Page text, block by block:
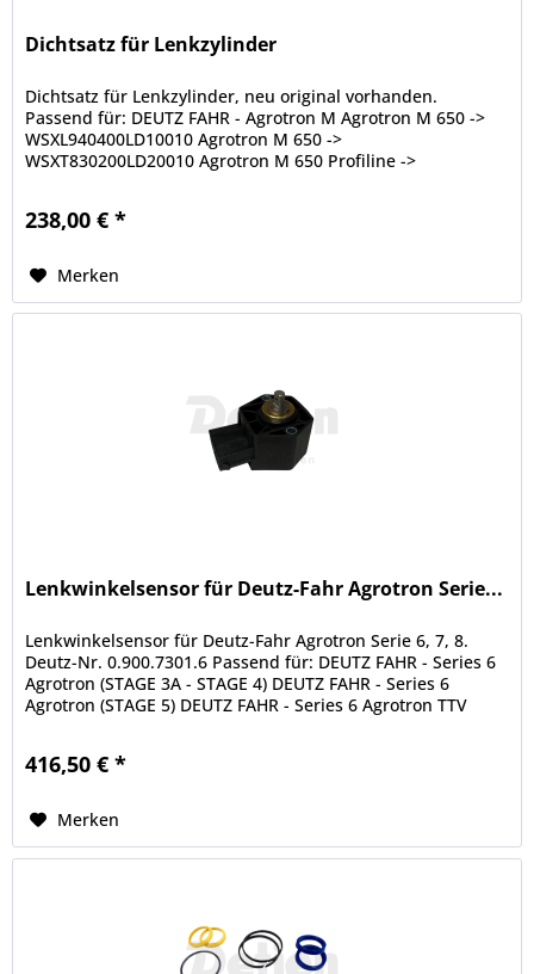
Dichtsatz für Lenkzylinder
Dichtsatz für Lenkzylinder, neu original vorhanden.
Passend für: DEUTZ FAHR - Agrotron M Agrotron M 650 ->
WSXL940400LD10010 Agrotron M 650 ->
WSXT830200LD20010 Agrotron M 650 Profiline ->
238,00 € *
Merken
Lenkwinkelsensor für Deutz-Fahr Agrotron Serie...
Lenkwinkelsensor für Deutz-Fahr Agrotron Serie 6, 7, 8.
Deutz-Nr. 0.900.7301.6 Passend für: DEUTZ FAHR - Series 6
Agrotron (STAGE 3A - STAGE 4) DEUTZ FAHR - Series 6
Agrotron (STAGE 5) DEUTZ FAHR - Series 6 Agrotron TTV
416,50 € *
Merken